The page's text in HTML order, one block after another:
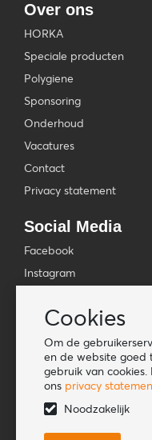
Cookies
Om de
en de website goed
gebruik van
ons privacy
Noodzakelijk
Over ons
HORKA
Speciale producten
Polygiene
Sponsoring
Onderhoud
Vacatures
Contact
Privacy statement
Social Media
Facebook
Instagram
TikTok
Tools
Lookbook
Nieuwe klant